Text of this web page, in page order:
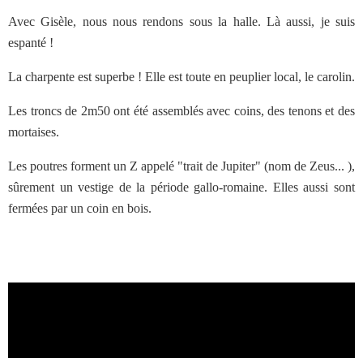
Avec Gisèle, nous nous rendons sous la halle. Là aussi, je suis
espanté !
La charpente est superbe ! Elle est toute en peuplier local, le carolin.
Les troncs de 2m50 ont été assemblés avec coins, des tenons et des
mortaises.
Les poutres forment un Z appelé "trait de Jupiter" (nom de Zeus... ),
sûrement un vestige de la période gallo-romaine. Elles aussi sont
fermées par un coin en bois.